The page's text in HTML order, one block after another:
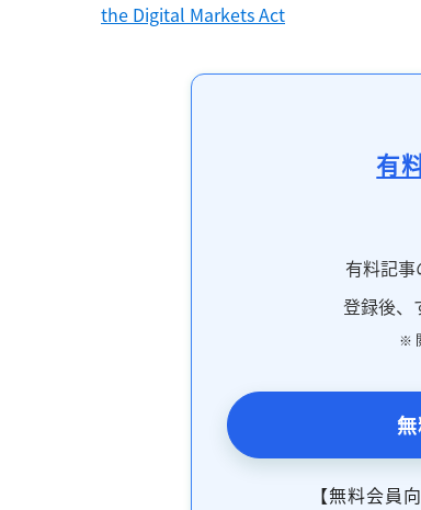
the Digital Markets Act
有
有料記事
登録後、
※
【無料会員